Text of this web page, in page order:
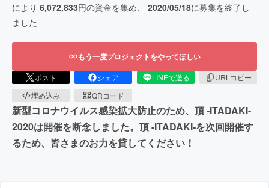
により 6,072,833円の資金を集め、 2020/05/18に募集を終了し
ました
もう一度プロジェクトをやってほしい
ポスト シェア LINEで送る
URLコピー
埋め込み
QRコード
新型コロナウイルス感染拡大防止のため、頂 -ITADAKI-
2020は開催を断念しました。頂 -ITADAKI-を次回開催す
るため、皆さまのお力を貸してください！